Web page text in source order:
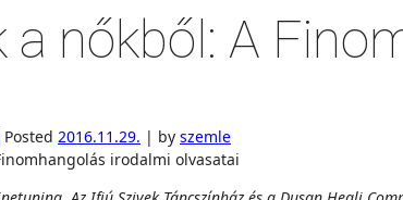
a nőkből: A
Posted 2016.11.29. | by szemle